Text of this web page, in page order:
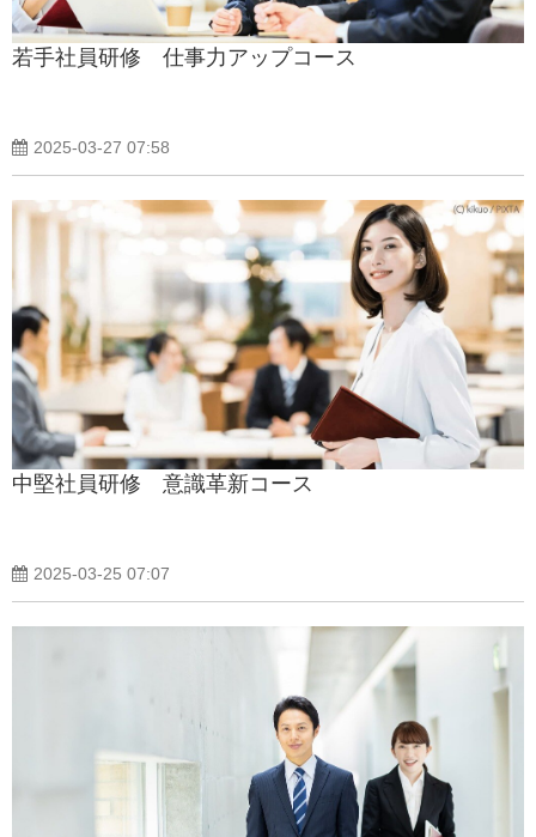
若手社員研修 仕事力アップコース
2025-03-27 07:58
中堅社員研修 意識革新コース
2025-03-25 07:07